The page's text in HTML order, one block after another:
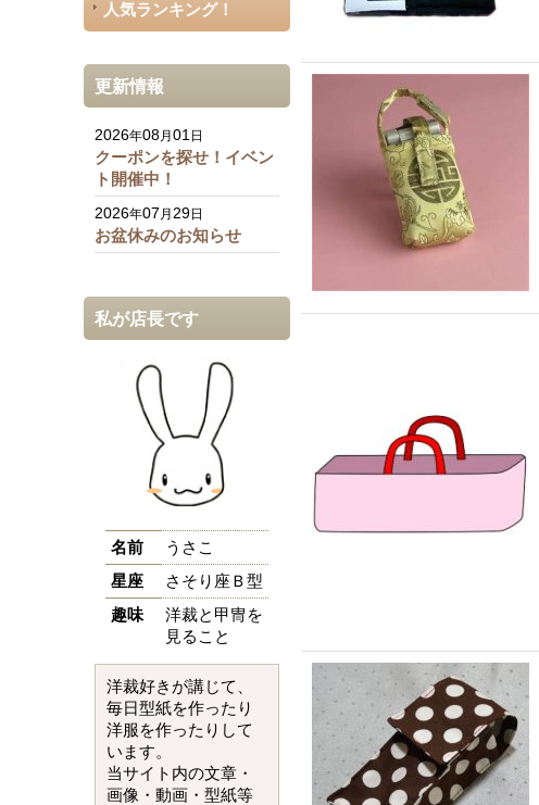
人気ランキング！
更新情報
2026年08月01 日
クーポンを探せ！イベン
ト開催中！
2026年07 月 29日
お盆休みのお知らせ
私が店長です
名前
うさこ
星座
さそり座Ｂ型
趣味
洋裁と甲冑を
見ること
洋裁好きが講じて、
毎日型紙を作ったり
洋服を作ったりして
います。
当サイト内の文章・
画像・動画・型紙等